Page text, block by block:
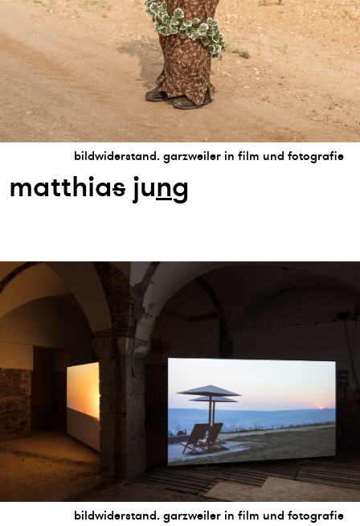
bildwiderstand. garzweiler in film und fotografie
matthiasjung
bildwiderstand. garzweiler in film und fotografie